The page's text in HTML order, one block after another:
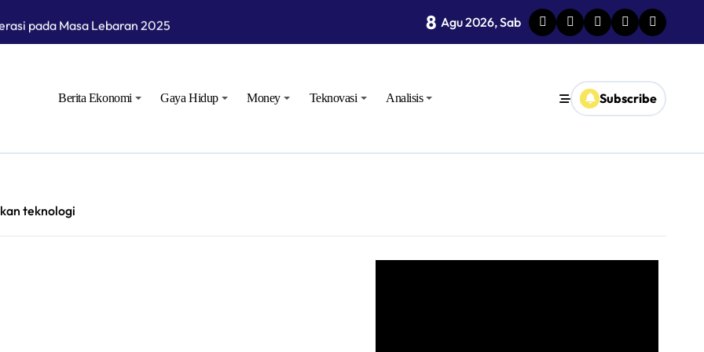
pada Masa Lebaran 2025
Operasional Lapangan Gas Jambaran Tiung Biru
Bojonegoro Bangun Desa Mandiri Ekonomi
8 Agu 2026, Sab
Berita Ekonomi Gaya Hidup Money Teknovasi Analisis Subscribe
teknologi